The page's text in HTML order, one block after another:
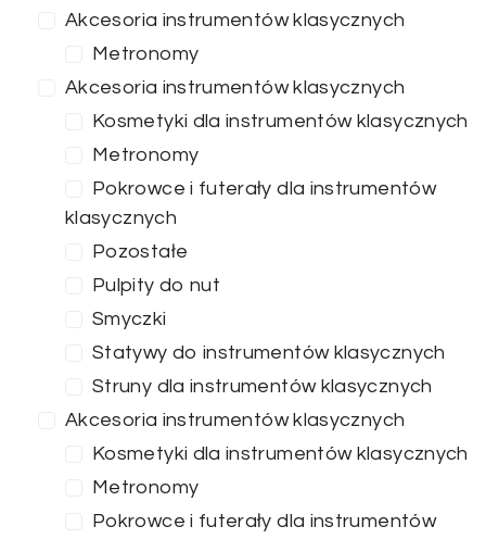
Akcesoria instrumentów klasycznych
Metronomy
Akcesoria instrumentów klasycznych
Kosmetyki dla instrumentów klasycznych
Metronomy
Pokrowce i futerały dla instrumentów
klasycznych
Pozostałe
Pulpity do nut
Smyczki
Statywy do instrumentów klasycznych
Struny dla instrumentów klasycznych
Akcesoria instrumentów klasycznych
Kosmetyki dla instrumentów klasycznych
Metronomy
Pokrowce i futerały dla instrumentów